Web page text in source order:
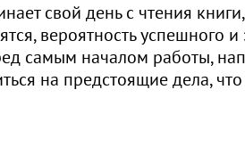
свой день с чтения
вероятность успешного
самым началом работы,
на предстоящие дела,